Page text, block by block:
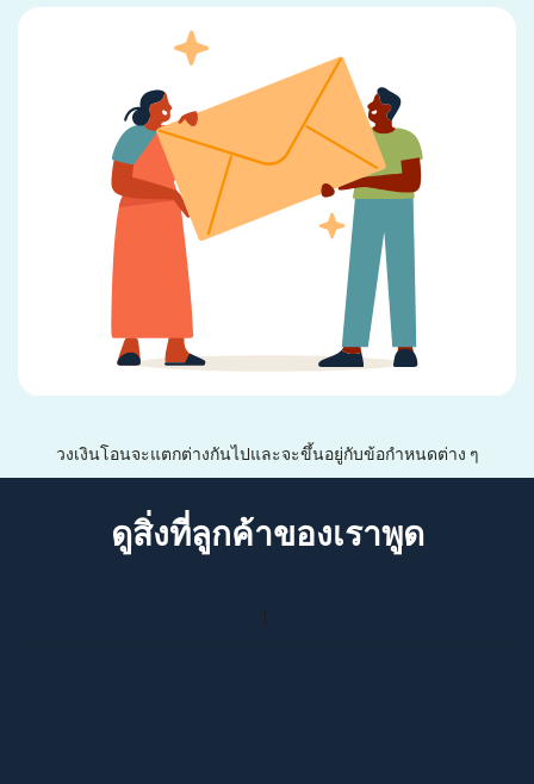
วงเงินโอนจะแตกต่างกันไปและจะขึ้นอยู่กับข้อกำหนดต่าง ๆ
ดูสิ่งที่ลูกค้าของเราพูด